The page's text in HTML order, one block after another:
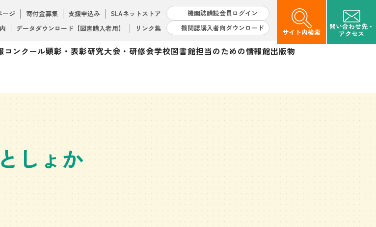
ージ 寄付金募集 支援申込み SLAネットストア
機関誌購読会員ログイン
データダウンロード【図書購入者用】 リンク集 機関誌購入者向ダウンロード サイト内検索
問い合わせ先・
アクセス
コンクール顕彰・表彰研究大会・研修会学校図書館担当のための情報館出版物
しょか